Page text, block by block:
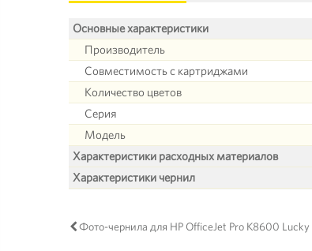
Основные характеристики
Производитель
Совместимость с картриджами
Количество цветов
Серия
Модель
Характеристики расходных материалов
Характеристики чернил
Фото-чернила для HP OfficeJet Pro K8600